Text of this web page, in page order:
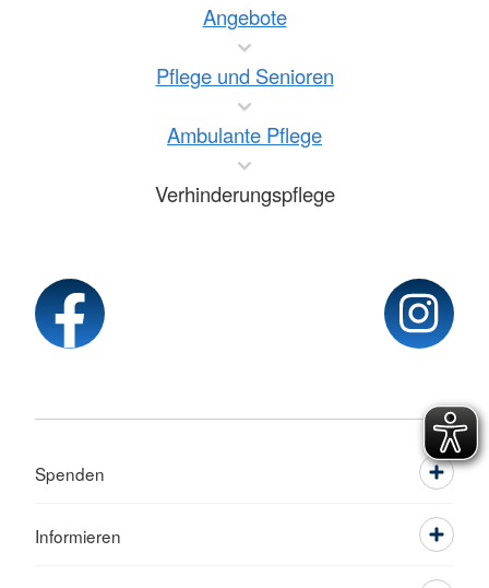
Angebote
Pflege und Senioren
Ambulante Pflege
Verhinderungspflege
Spenden
Informieren